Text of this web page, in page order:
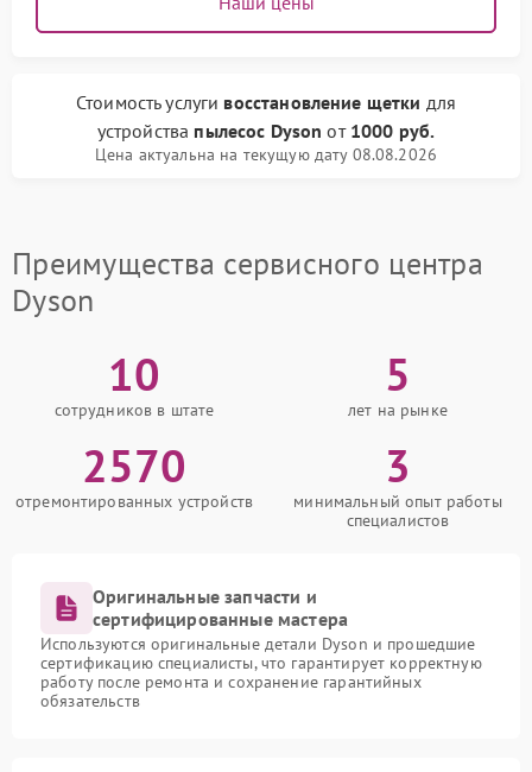
Стоимость услуги восстановление щетки для
устройства пылесос Dyson от 1000 руб.
Цена актуальна на текущую дату 08.08.2026
Преимущества сервисного центра
Dyson
10
сотрудников в штате
5
лет на рынке
2570
отремонтированных устройств
3
минимальный опыт работы
специалистов
Оригинальные запчасти и
сертифицированные мастера
Используются оригинальные детали Dyson и прошедшие
сертификацию специалисты, что гарантирует корректную
работу после ремонта и сохранение гарантийных
обязательств